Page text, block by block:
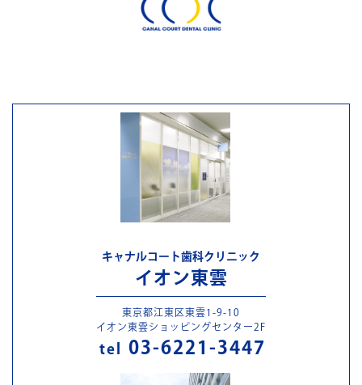
キャナルコート歯科クリニック
イオン東雲
東京都江東区東雲1-9-10
イオン東雲ショッピングセンター2F
tel 03-6221-3447